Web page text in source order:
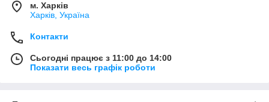
м. Харків
Харків, Україна
Контакти
Сьогодні працює з 11:00 до 14:00
Показати весь графік роботи